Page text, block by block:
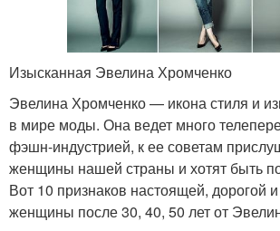
Изысканная Эвелина Хромченко
Эвелина Хромченко — икона стиля и
в мире моды. Она ведет много
фэшн-индустрией, к ее советам
женщины нашей страны и хотят быть
Вот 10 признаков настоящей, дорогой
женщины после 30, 40, 50 лет от